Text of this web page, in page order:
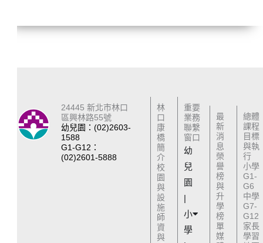
24445 新北市林口
區興林路55號
幼兒園：(02)2603-
1588
G1-G12：
(02)2601-5888
林
口
康
橋
簡
介
校
園
與
設
施
師
資
與
重要
業務
聯繫
窗口
幼
兒
園
|
小
學
最
新
消
息
榮
譽
榜
與
升
學
榜
單
媒
總體
課程
目標
與執
行
小學
G1-
G6
中學
G7-
G12
家長
學習